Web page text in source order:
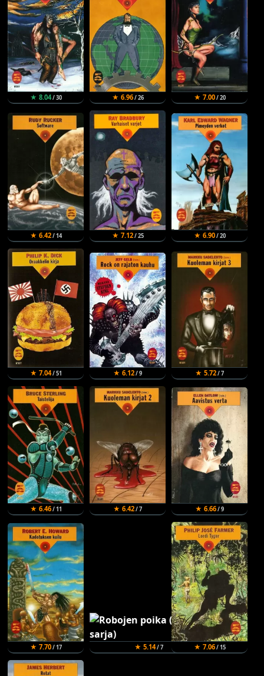
★ 8.04/ 30 ★ 6.96/ 26 ★ 7.00/ 20
★ 6.42/ 14 ★ 7.12/ 25 ★ 6.90/ 20
★ 7.04/ 51 ★ 6.12/ 9 ★ 5.72/ 7
★ 6.46/ 11 ★ 6.42/ 7 ★ 6.66/ 9
★ 7.70/ 17 ★ 5.14/ 7 ★ 7.06/ 15